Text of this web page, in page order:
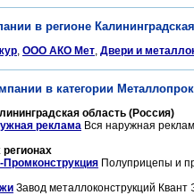
в регионе
, ООО АКО Мет, Двери и
в категории
область (Россия)
реклама Вся наружная
Полуприцепы и
Завод металлоконструкций